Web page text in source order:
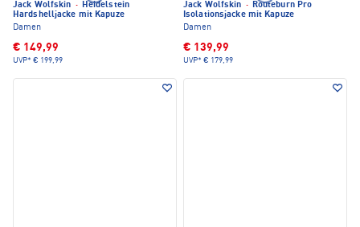
Jack Wolfskin · Heidelstein
Hardshelljacke mit Kapuze
Damen
€ 149,99
UVP* € 199,99
Jack Wolfskin · Routeburn Pro
Isolationsjacke mit Kapuze
Damen
€ 139,99
UVP* € 179,99